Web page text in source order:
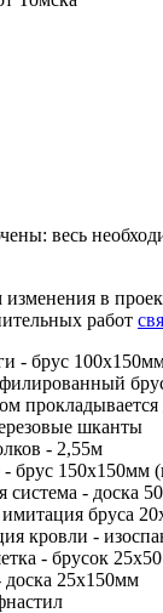
весь
в
работ
- брус
шканты
- 2,55м
брус 150х150мм
система - доска
бруса
кровли -
- брусок 25х50
25х150мм